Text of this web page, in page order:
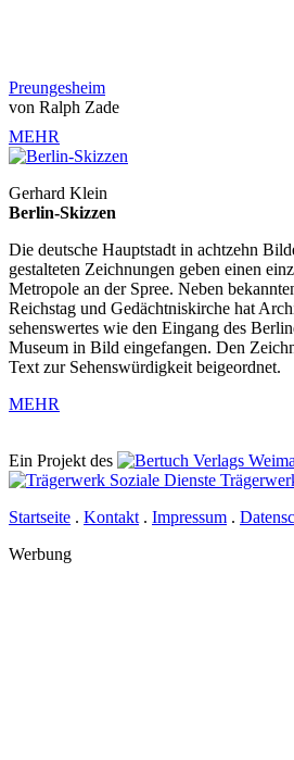
Preungesheim
von Ralph Zade
MEHR
Gerhard Klein
Berlin-Skizzen
Die deutsche Hauptstadt in achtzehn
gestalteten Zeichnungen geben einen
Metropole an der Spree. Neben
Reichstag und Gedächtniskirche hat
sehenswertes wie den Eingang des
Museum in Bild eingefangen. Den
Text zur Sehenswürdigkeit beigeordnet.
MEHR
Ein Projekt des Verlags
Startseite . Kontakt . Impressum .
Werbung